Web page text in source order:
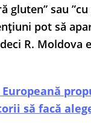
gluten” sau
pot să
R. Moldova
să facă